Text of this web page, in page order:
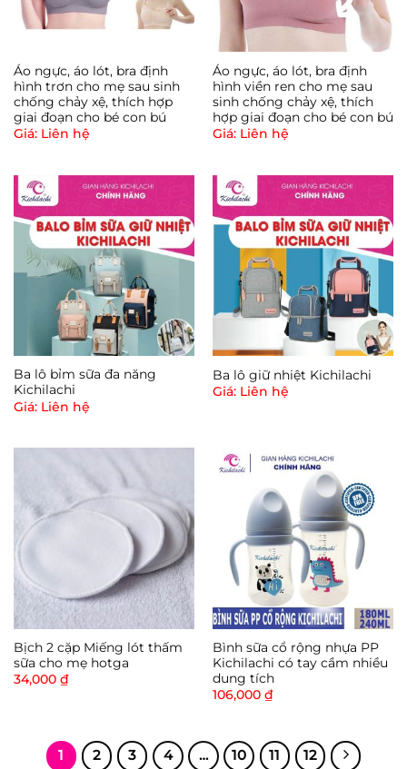
Áo ngực, áo lót, bra định
hình trơn cho mẹ sau sinh
chống chảy xệ, thích hợp
giai đoạn cho bé con bú
Giá: Liên hệ
Áo ngực, áo lót, bra định
hình viền ren cho mẹ sau
sinh chống chảy xệ, thích
hợp giai đoạn cho bé con bú
Giá: Liên hệ
Ba lô bỉm sữa đa năng
Kichilachi
Giá: Liên hệ
Ba lô giữ nhiệt Kichilachi
Giá: Liên hệ
Bịch 2 cặp Miếng lót thấm
sữa cho mẹ hotga
34,000 ₫
Bình sữa cổ rộng nhựa PP
Kichilachi có tay cầm nhiều
dung tích
106,000 ₫
1 2 3 4 … 10 11 12